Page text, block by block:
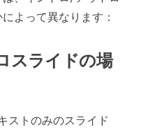
よって異なります：
スライドの場
ストのみのスライド